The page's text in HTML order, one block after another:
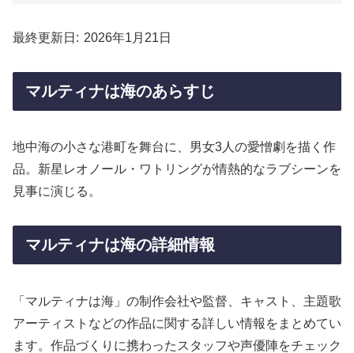
最終更新日 2026年1月21日
マルティナは海のあらすじ
地中海の小さな港町を舞台に、男女3人の愛憎劇を描く作
品。新星レオノール・ワトリングが情熱的なラブシーンを
見事に演じる。
マルティナは海の詳細情報
「マルティナは海」の制作会社や監督、キャスト、主題歌
アーティストなどの作品に関する詳しい情報をまとめてい
ます。作品づくりに携わったスタッフや声優陣をチェック